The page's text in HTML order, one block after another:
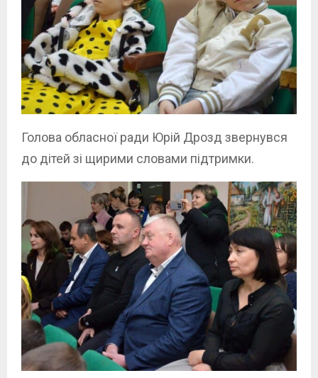
Голова обласної ради Юрій Дрозд звернувся
до дітей зі щирими словами підтримки.